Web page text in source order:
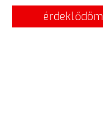
érdeklődöm